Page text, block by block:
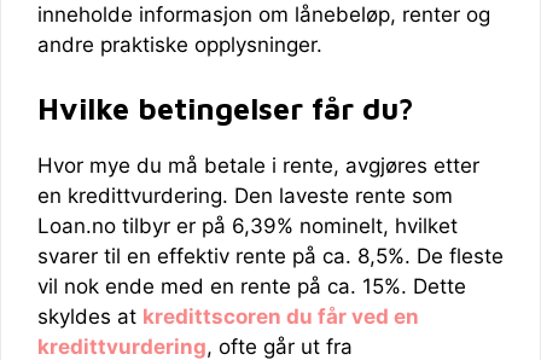
inneholde informasjon om lånebeløp, renter og
andre praktiske opplysninger.
Hvilke betingelser får du?
Hvor mye du må betale i rente, avgjøres etter
en kredittvurdering. Den laveste rente som
Loan.no tilbyr er på 6,39% nominelt, hvilket
svarer til en effektiv rente på ca. 8,5%. De fleste
vil nok ende med en rente på ca. 15%. Dette
skyldes at kredittscoren du får ved en
kredittvurdering, ofte går ut fra